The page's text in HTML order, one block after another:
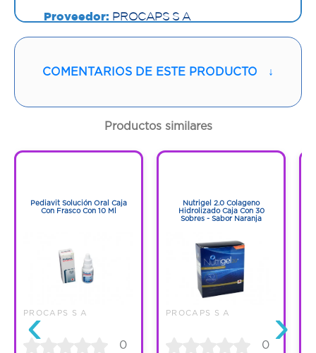
Proveedor: PROCAPS S A
90 Tabletas
Código:1268903
COMENTARIOS DE ESTE PRODUCTO ↓
Productos similares
‹
Pediavit Solución Oral Caja
Con Frasco Con 10 Ml
PROCAPS S A
0
Nutrigel 2.0 Colageno
Hidrolizado Caja Con 30
Sobres - Sabor Naranja
PROCAPS S A
0 ›